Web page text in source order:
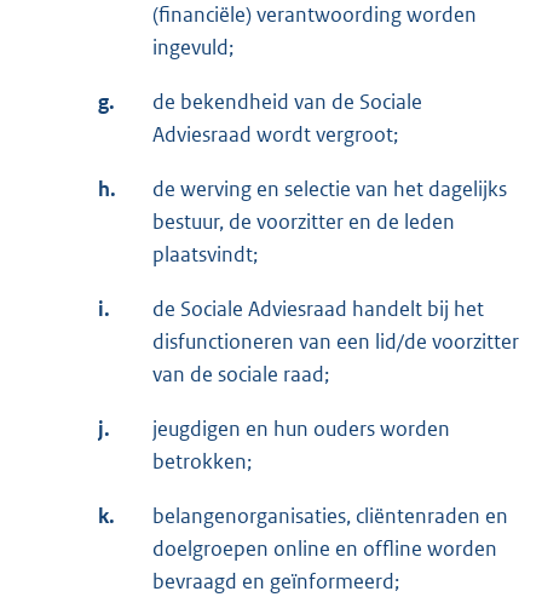
(financiële) verantwoording worden
ingevuld;
g.
de bekendheid van de Sociale
Adviesraad wordt vergroot;
h.
de werving en selectie van het dagelijks
bestuur, de voorzitter en de leden
plaatsvindt;
i.
de Sociale Adviesraad handelt bij het
disfunctioneren van een lid/de voorzitter
van de sociale raad;
j.
jeugdigen en hun ouders worden
betrokken;
k.
belangenorganisaties, cliëntenraden en
doelgroepen online en offline worden
bevraagd en geïnformeerd;